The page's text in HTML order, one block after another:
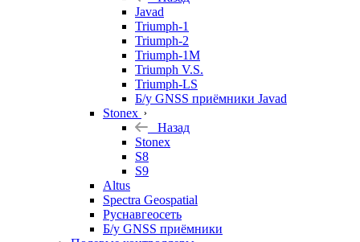
Javad
Triumph-1
Triumph-2
Triumph-1M
Triumph V.S.
Triumph-LS
Б/у GNSS приёмники Javad
Stonex
Назад
Stonex
S8
S9
Altus
Spectra Geospatial
Руснавгеосеть
Б/у GNSS приёмники